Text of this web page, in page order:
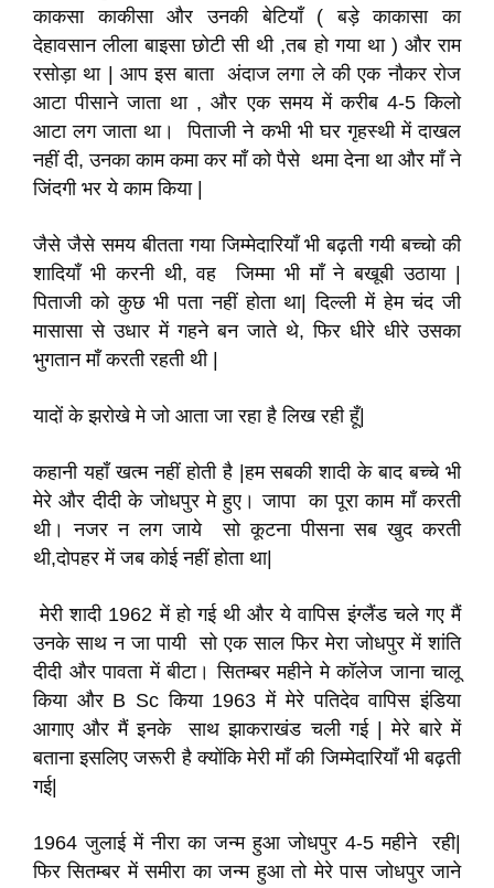
काकसा काकीसा और उनकी बेटियाँ ( बड़े काकासा का
देहावसान लीला बाइसा छोटी सी थी ,तब हो गया था ) और राम
रसोड़ा था | आप इस बाता अंदाज लगा ले की एक नौकर रोज
आटा पीसाने जाता था , और एक समय में करीब 4-5 किलो
आटा लग जाता था। पिताजी ने कभी भी घर गृहस्थी में दाखल
नहीं दी, उनका काम कमा कर माँ को पैसे थमा देना था और माँ ने
जिंदगी भर ये काम किया |
जैसे जैसे समय बीतता गया जिम्मेदारियाँ भी बढ़ती गयी बच्चो की
शादियाँ भी करनी थी, वह जिम्मा भी माँ ने बखूबी उठाया |
पिताजी को कुछ भी पता नहीं होता था| दिल्ली में हेम चंद जी
मासासा से उधार में गहने बन जाते थे, फिर धीरे धीरे उसका
भुगतान माँ करती रहती थी |
यादों के झरोखे मे जो आता जा रहा है लिख रही हूँ|
कहानी यहाँ खत्म नहीं होती है |हम सबकी शादी के बाद बच्चे भी
मेरे और दीदी के जोधपुर मे हुए। जापा का पूरा काम माँ करती
थी। नजर न लग जाये सो कूटना पीसना सब खुद करती
थी,दोपहर में जब कोई नहीं होता था|
मेरी शादी 1962 में हो गई थी और ये वापिस इंग्लैंड चले गए मैं
उनके साथ न जा पायी सो एक साल फिर मेरा जोधपुर में शांति
दीदी और पावता में बीटा। सितम्बर महीने मे कॉलेज जाना चालू
किया और B Sc किया 1963 में मेरे पतिदेव वापिस इंडिया
आगाए और मैं इनके साथ झाकराखंड चली गई | मेरे बारे में
बताना इसलिए जरूरी है क्योंकि मेरी माँ की जिम्मेदारियाँ भी बढ़ती
गई|
1964 जुलाई में नीरा का जन्म हुआ जोधपुर 4-5 महीने रही|
फिर सितम्बर में समीरा का जन्म हुआ तो मेरे पास जोधपुर जाने